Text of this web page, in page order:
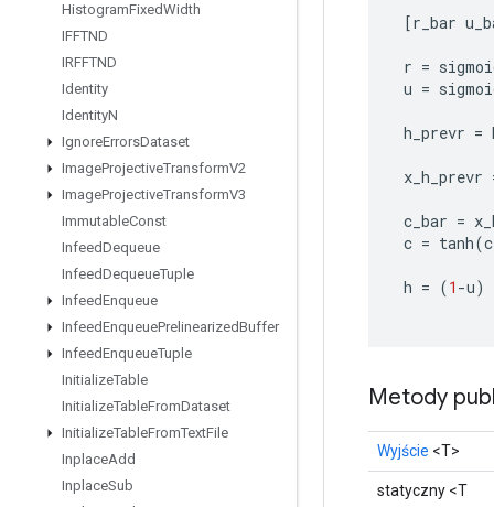
HistogramFixedWidth
IFFTND
IRFFTND
Identity
IdentityN
IgnoreErrorsDataset
ImageProjectiveTransformV2
ImageProjectiveTransformV3
ImmutableConst
InfeedDequeue
InfeedDequeueTuple
InfeedEnqueue
InfeedEnqueuePrelinearizedBuffer
InfeedEnqueueTuple
InitializeTable
InitializeTableFromDataset
InitializeTableFromTextFile
InplaceAdd
InplaceSub
[r_bar
r =
u =
h_prevr =
x_h_prevr
c_bar =
c = tanh(
h = (1 -u)
Metody
Wyjście <T>
statyczny <T